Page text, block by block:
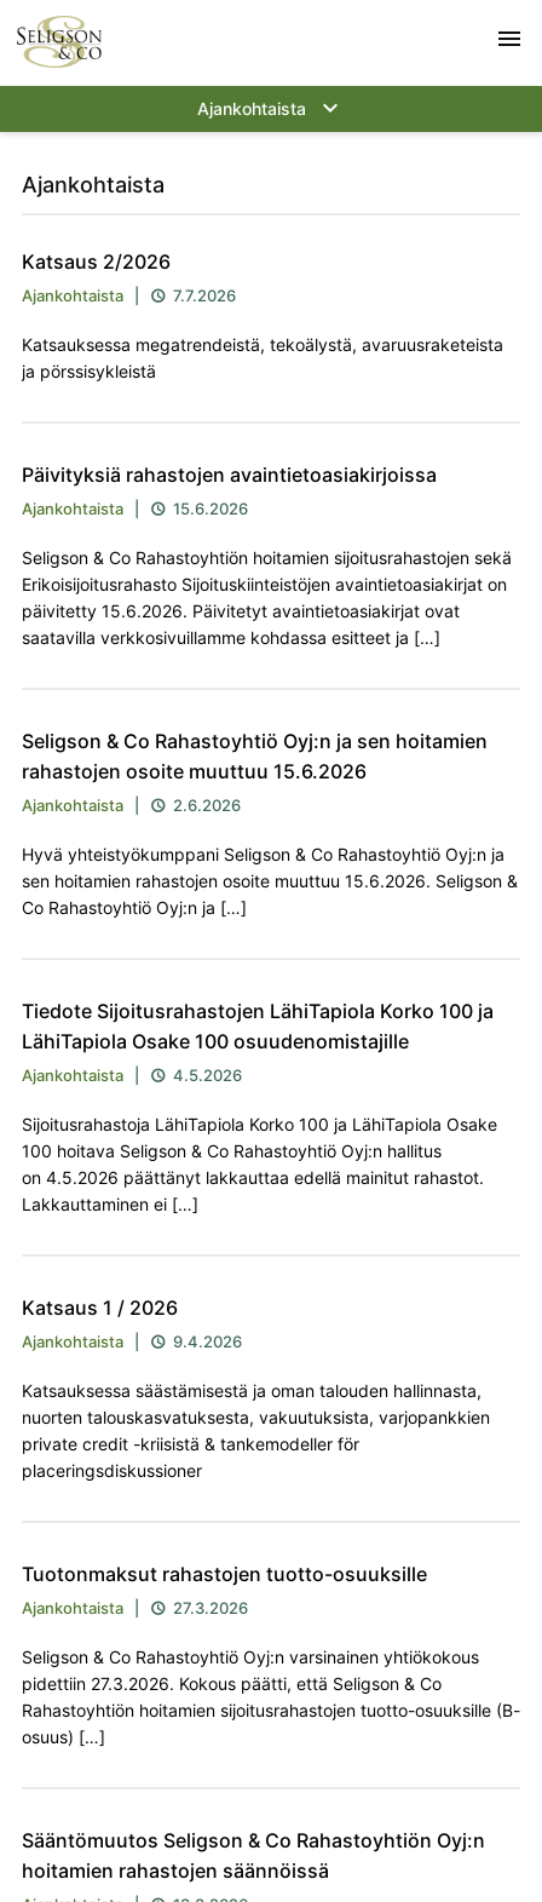
menu
Ajankohtaista keyboard_arrow_down
Ajankohtaista
Katsaus 2/2026
Ajankohtaista 7.7.2026
Katsauksessa megatrendeistä, tekoälystä, avaruusraketeista
ja pörssisykleistä
Päivityksiä rahastojen avaintietoasiakirjoissa
Ajankohtaista 15.6.2026
Seligson & Co Rahastoyhtiön hoitamien sijoitusrahastojen sekä
Erikoisijoitusrahasto Sijoituskiinteistöjen avaintietoasiakirjat on
päivitetty 15.6.2026. Päivitetyt avaintietoasiakirjat ovat
saatavilla verkkosivuillamme kohdassa esitteet ja […]
Seligson & Co Rahastoyhtiö Oyj:n ja sen hoitamien
rahastojen osoite muuttuu 15.6.2026
Ajankohtaista 2.6.2026
Hyvä yhteistyökumppani Seligson & Co Rahastoyhtiö Oyj:n ja
sen hoitamien rahastojen osoite muuttuu 15.6.2026. Seligson &
Co Rahastoyhtiö Oyj:n ja […]
Tiedote Sijoitusrahastojen LähiTapiola Korko 100 ja
LähiTapiola Osake 100 osuudenomistajille
Ajankohtaista 4.5.2026
Sijoitusrahastoja LähiTapiola Korko 100 ja LähiTapiola Osake
100 hoitava Seligson & Co Rahastoyhtiö Oyj:n hallitus
on 4.5.2026 päättänyt lakkauttaa edellä mainitut rahastot.
Lakkauttaminen ei […]
Katsaus 1 / 2026
Ajankohtaista 9.4.2026
Katsauksessa säästämisestä ja oman talouden hallinnasta,
nuorten talouskasvatuksesta, vakuutuksista, varjopankkien
private credit -kriisistä & tankemodeller för
placeringsdiskussioner
Tuotonmaksut rahastojen tuotto-osuuksille
Ajankohtaista 27.3.2026
Seligson & Co Rahastoyhtiö Oyj:n varsinainen yhtiökokous
pidettiin 27.3.2026. Kokous päätti, että Seligson & Co
Rahastoyhtiön hoitamien sijoitusrahastojen tuotto-osuuksille (B-
osuus) […]
Sääntömuutos Seligson & Co Rahastoyhtiön Oyj:n
hoitamien rahastojen säännöissä